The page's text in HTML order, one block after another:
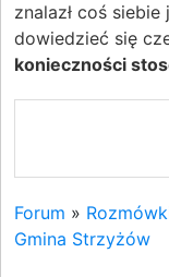
znalazł coś
dowiedzieć się
konieczności
Forum »
Gmina Strzyżów